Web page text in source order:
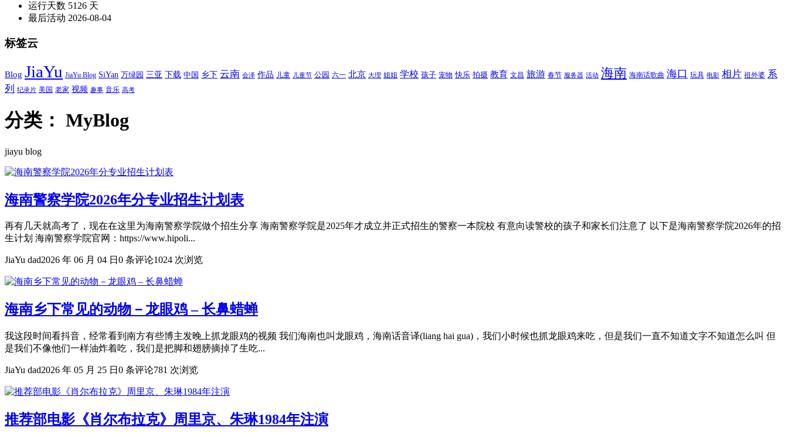
运行天数 5126 天
最后活动 2026-08-04
标签云
Blog JiaYu JiaYu Blog SiYan 万绿园 三亚 下载 中国 乡下 云南 会泽 作品 儿童 儿童节 公园 六一 北京 大理 姐姐 学校 孩子 宠物 快乐 拍摄 教育 文昌 旅游 春节 服务器 活动 海南 海南话歌曲 海口 玩具 电影 相片 祖外婆 系
列
纪录片 美国 老家 视频 趣事 音乐 高考
分类： MyBlog
jiayu blog
海南警察学院2026年分专业招生计划表
再有几天就高考了，现在在这里为海南警察学院做个招生分享 海南警察学院是2025年才成立并正式招生的警察一本院校 有意向读警校的孩子和家长们注意了 以下是海南警察学院2026年的招
生计划 海南警察学院官网：https://www.hipoli...
JiaYu dad2026 年 06 月 04 日 0 条评论1024 次浏览
海南乡下常见的动物－龙眼鸡 – 长鼻蜡蝉
我这段时间看抖音，经常看到南方有些博主发晚上抓龙眼鸡的视频 我们海南也叫龙眼鸡，海南话音译(liang hai gua)，我们小时候也抓龙眼鸡来吃，但是我们一直不知道文字不知道怎么叫 但
是我们不像他们一样油炸着吃，我们是把脚和翅膀摘掉了生吃...
JiaYu dad2026 年 05 月 25 日 0 条评论781 次浏览
推荐部电影《肖尔布拉克》周里京、朱琳1984年注演